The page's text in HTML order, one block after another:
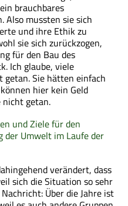
brauchbares
Also mussten sie sich
und ihre Ethik zu
sie sich zurückzogen,
für den Bau des
Ich glaube, viele
Sie hätten einfach
hier kein Geld
nicht getan.
und Ziele für den
Umwelt im Laufe der
verändert, dass
sich die Situation so sehr
Über die Jahre ist